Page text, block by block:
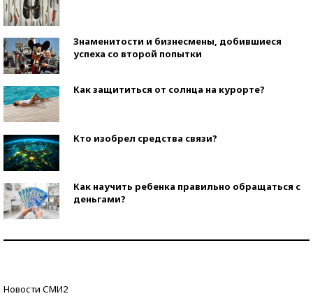
Знаменитости и бизнесмены, добившиеся
успеха со второй попытки
Как защититься от солнца на курорте?
Кто изобрел средства связи?
Как научить ребенка правильно обращаться с
деньгами?
Новости СМИ2